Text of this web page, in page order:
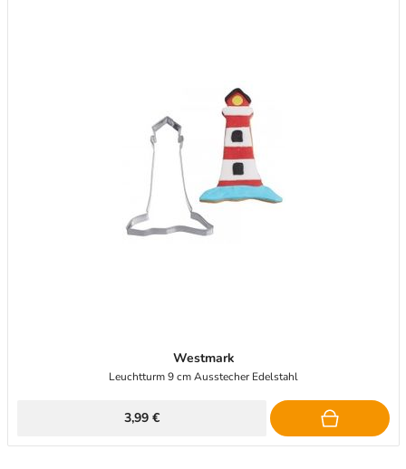
Westmark
Leuchtturm 9 cm Ausstecher Edelstahl
3,99 €